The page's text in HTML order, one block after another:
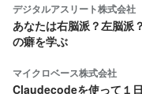
デジタルアスリート株式会社
あなたは右脳派？左脳派
の癖を学ぶ
マイクロベース株式会社
Claudecodeを使って１